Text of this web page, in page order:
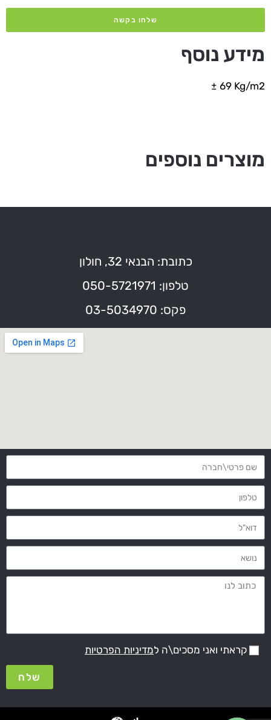
שלחו בקשה
מידע נוסף
± 69 Kg/m2
מוצרים נוספים
כתובת: הבנאי 32, חולון
טלפון: 050-5721971
פקס: 03-5034970
קראתי ואני מסכים\ה למדיניות הפרטיות
שלח